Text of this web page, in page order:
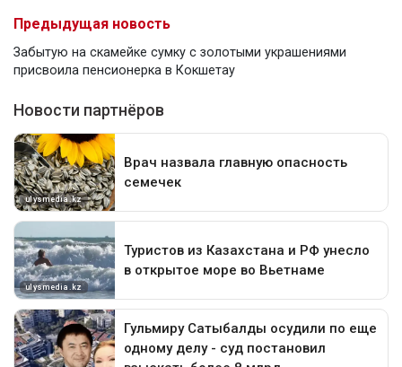
Предыдущая новость
Забытую на скамейке сумку с золотыми украшениями
присвоила пенсионерка в Кокшетау